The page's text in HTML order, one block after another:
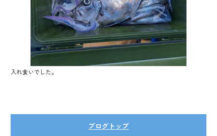
入れ食いでした。
ブログトップ